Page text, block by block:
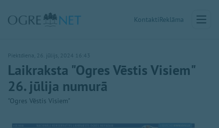
KontaktiReklāma
Piektdiena, 26. jūlijs, 2024 16:43
Laikraksta "Ogres Vēstis Visiem"
26. jūlija numurā
"Ogres Vēstis Visiem"